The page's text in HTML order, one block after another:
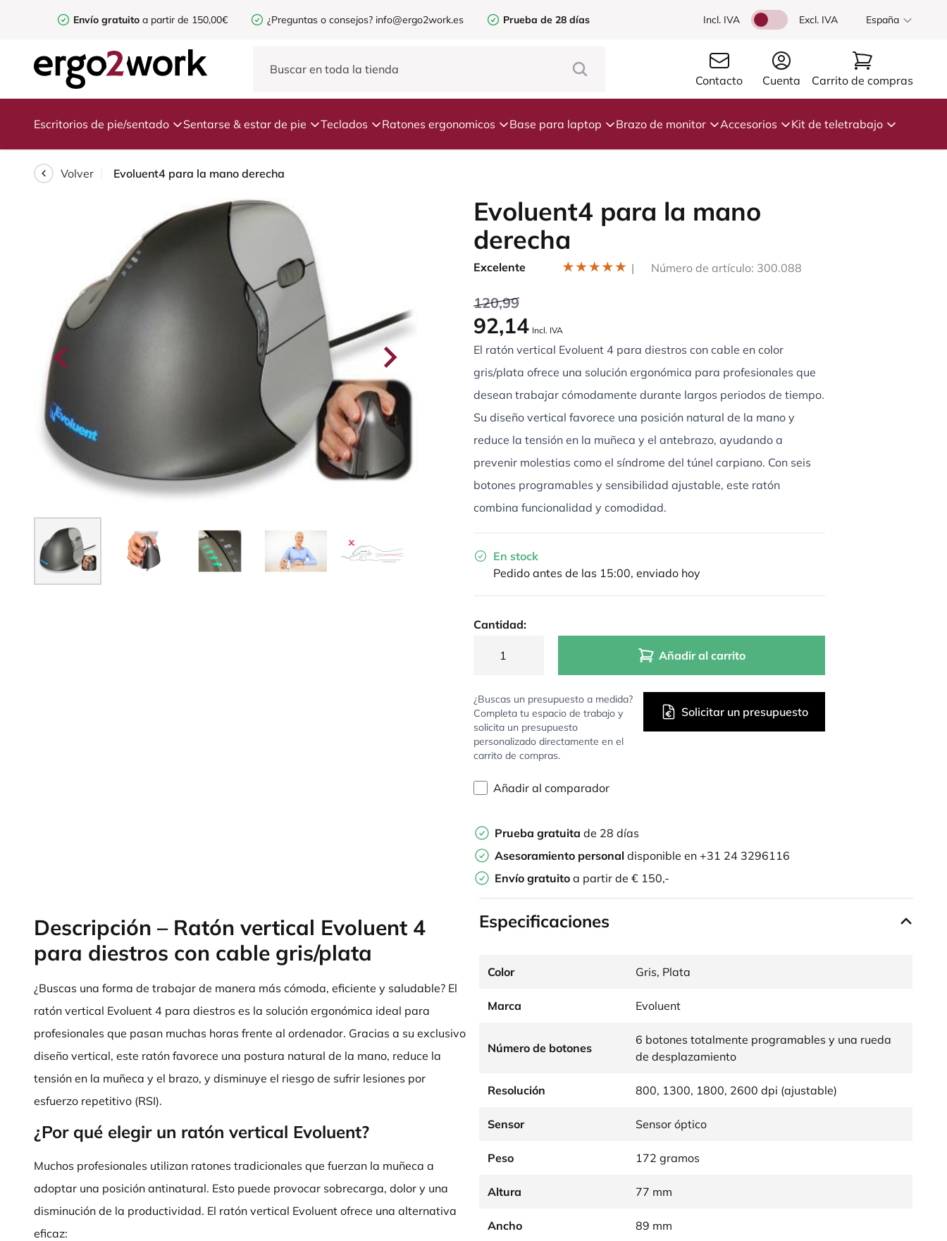
Envío gratuito a partir de 150,00€ ¿Preguntas o consejos? info@ergo2work.es Prueba de 28 días Incl. IVA Excl. IVA España
Contacto Cuenta Carrito de compras
Escritorios de pie/sentado Sentarse & estar de pie Teclados Ratones ergonomicos Base para laptop Brazo de monitor Accesorios Kit de teletrabajo
Volver Evoluent4 para la mano derecha
Evoluent4 para la mano
derecha
Excelente | Número de artículo: 300.088
120,99
92,14 Incl. IVA
El ratón vertical Evoluent 4 para diestros con cable en color
gris/plata ofrece una solución ergonómica para profesionales que
desean trabajar cómodamente durante largos periodos de tiempo.
Su diseño vertical favorece una posición natural de la mano y
reduce la tensión en la muñeca y el antebrazo, ayudando a
prevenir molestias como el síndrome del túnel carpiano. Con seis
botones programables y sensibilidad ajustable, este ratón
combina funcionalidad y comodidad.
En stock
Pedido antes de las 15:00, enviado hoy
Cantidad:
Añadir al carrito
¿Buscas un presupuesto a medida?
Completa tu espacio de trabajo y
solicita un presupuesto
personalizado directamente en el
carrito de compras.
Solicitar un presupuesto
Añadir al comparador
Prueba gratuita de 28 días
Asesoramiento personal disponible en +31 24 3296116
Envío gratuito a partir de € 150,-
Descripción – Ratón vertical Evoluent 4
para diestros con cable gris/plata
¿Buscas una forma de trabajar de manera más cómoda, eficiente y saludable? El
ratón vertical Evoluent 4 para diestros es la solución ergonómica ideal para
profesionales que pasan muchas horas frente al ordenador. Gracias a su exclusivo
diseño vertical, este ratón favorece una postura natural de la mano, reduce la
tensión en la muñeca y el brazo, y disminuye el riesgo de sufrir lesiones por
esfuerzo repetitivo (RSI).
¿Por qué elegir un ratón vertical Evoluent?
Muchos profesionales utilizan ratones tradicionales que fuerzan la muñeca a
adoptar una posición antinatural. Esto puede provocar sobrecarga, dolor y una
disminución de la productividad. El ratón vertical Evoluent ofrece una alternativa
eficaz:
Especificaciones
Color Gris, Plata
Marca Evoluent
Número de botones
6 botones totalmente programables y una rueda
de desplazamiento
Resolución 800, 1300, 1800, 2600 dpi (ajustable)
Sensor Sensor óptico
Peso 172 gramos
Altura 77 mm
Ancho 89 mm